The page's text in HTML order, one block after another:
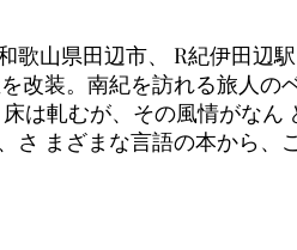
山県田辺市、 R紀伊田辺
改装。南紀を訪れる旅人の
は軋むが、その風情がなん
さ まざまな言語の本から、